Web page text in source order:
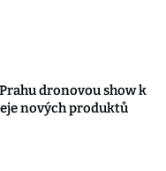
dronovou show k
nových produktů